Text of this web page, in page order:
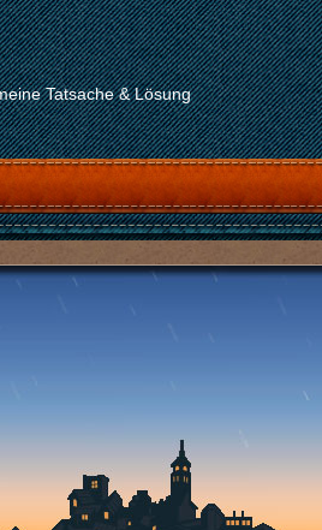
Tatsache & Lösung